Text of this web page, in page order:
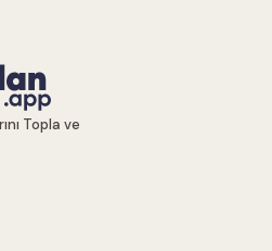
Topla ve